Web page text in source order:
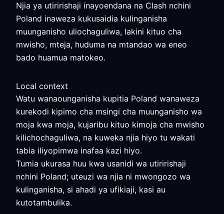
Njia ya utiririshaji inayoendana na Clash nchini
Poland inaweza kukusaidia kulinganisha
muunganisho uliochaguliwa, lakini kituo cha
mwisho, mteja, huduma na mtandao wa eneo
bado huamua matokeo.
Local context
Watu wanaounganisha kupitia Poland wanaweza
kurekodi kipimo cha msingi cha muunganisho wa
moja kwa moja, kujaribu kituo kimoja cha mwisho
kilichochaguliwa, na kuweka njia hiyo tu wakati
tabia iliyopimwa inafaa kazi hiyo.
Tumia ukurasa huu kwa usanidi wa utiririshaji
nchini Poland; uteuzi wa njia ni mwongozo wa
kulinganisha, si ahadi ya ufikiaji, kasi au
kutotambulika.